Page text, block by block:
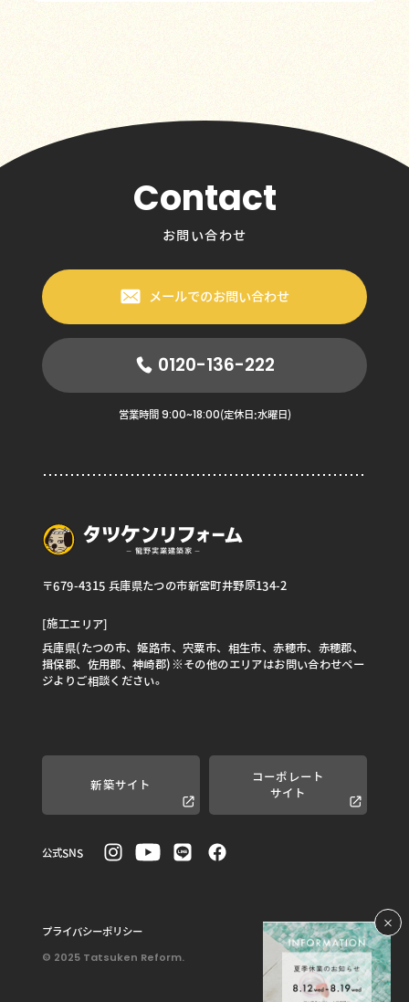
Contact
お問い合わせ
メールでのお問い合わせ
0120-136-222
営業時間 9:00~18:00(定休日:水曜日)
〒679-4315 兵庫県たつの市新宮町井野原134-2
[施工エリア]
兵庫県(たつの市、姫路市、宍粟市、相生市、赤穂市、赤穂郡、
揖保郡、佐用郡、神崎郡)※その他のエリアはお問い合わせペー
ジよりご相談ください。
新築サイト
コーポレート
サイト
公式SNS
プライバシーポリシー
© 2025 Tatsuken Reform.